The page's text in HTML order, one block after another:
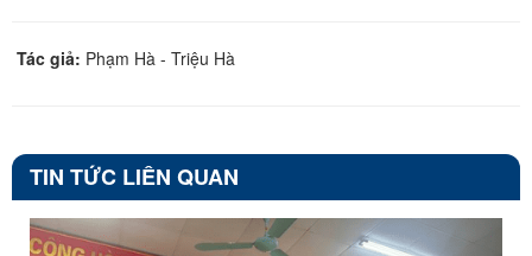
Tác giả: Phạm Hà - Triệu Hà
TIN TỨC LIÊN QUAN